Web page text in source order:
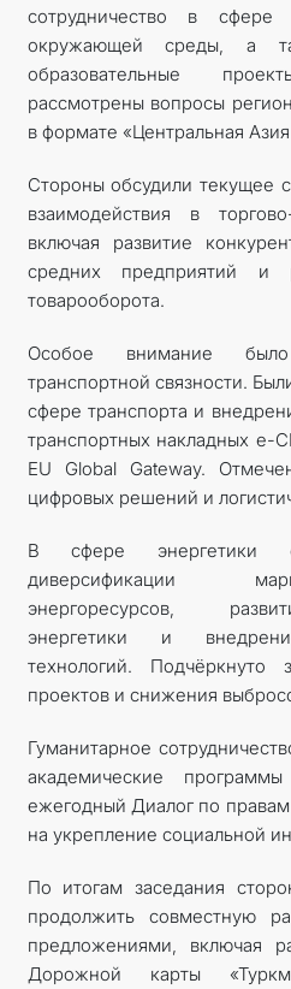
сотрудничество в
окружающей среды, а
образовательные
рассмотрены вопросы
в формате «Центральная
Стороны обсудили текущее
взаимодействия в
включая развитие
средних предприятий и
товарооборота.
Особое внимание
транспортной связности.
сфере транспорта и
транспортных накладных e-
EU Global Gateway.
цифровых решений и
В сфере энергетики
диверсификации
энергоресурсов,
энергетики и
технологий. Подчёркнуто
проектов и снижения
Гуманитарное
академические
ежегодный Диалог по
на укрепление социальной
По итогам заседания
продолжить совместную
предложениями, включая
Дорожной карты